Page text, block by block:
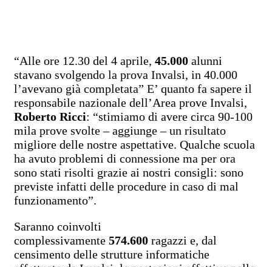
“Alle ore 12.30 del 4 aprile, 45.000 alunni
stavano svolgendo la prova Invalsi, in 40.000
l’avevano già completata” E’ quanto fa sapere il
responsabile nazionale dell’Area prove Invalsi,
Roberto Ricci: “stimiamo di avere circa 90-100
mila prove svolte – aggiunge – un risultato
migliore delle nostre aspettative. Qualche scuola
ha avuto problemi di connessione ma per ora
sono stati risolti grazie ai nostri consigli: sono
previste infatti delle procedure in caso di mal
funzionamento”.
Saranno coinvolti
complessivamente 574.600 ragazzi e, dal
censimento delle strutture informatiche